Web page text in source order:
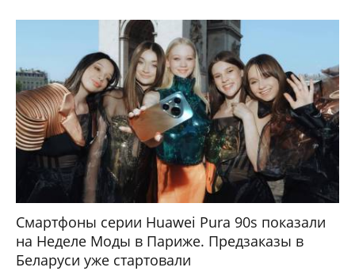
Смартфоны серии Huawei Pura 90s показали
на Неделе Моды в Париже. Предзаказы в
Беларуси уже стартовали